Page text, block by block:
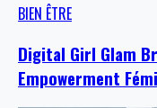
BIEN ÊTRE
Digital Girl Glam
Empowerment